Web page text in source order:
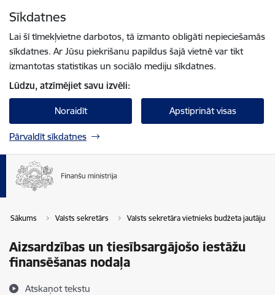
Sīkdatnes
Lai šī tīmekļvietne darbotos, tā izmanto obligāti nepieciešamās
sīkdatnes. Ar Jūsu piekrišanu papildus šajā vietnē var tikt
izmantotas statistikas un sociālo mediju sīkdatnes.
Lūdzu, atzīmējiet savu izvēli:
Noraidīt Apstiprināt visas
Pārvaldīt sīkdatnes
Sākums Valsts sekretārs Valsts sekretāra vietnieks budžeta
Aizsardzības un tiesībsargājošo iestāžu
finansēšanas nodaļa
Atskaņot tekstu